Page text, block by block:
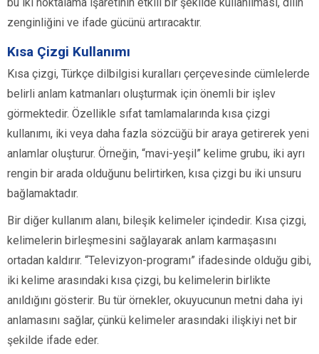
bu iki noktalama işaretinin etkili bir şekilde kullanılması, dilin
zenginliğini ve ifade gücünü artıracaktır.
Kısa Çizgi Kullanımı
Kısa çizgi, Türkçe dilbilgisi kuralları çerçevesinde cümlelerde
belirli anlam katmanları oluşturmak için önemli bir işlev
görmektedir. Özellikle sıfat tamlamalarında kısa çizgi
kullanımı, iki veya daha fazla sözcüğü bir araya getirerek yeni
anlamlar oluşturur. Örneğin, “mavi-yeşil” kelime grubu, iki ayrı
rengin bir arada olduğunu belirtirken, kısa çizgi bu iki unsuru
bağlamaktadır.
Bir diğer kullanım alanı, bileşik kelimeler içindedir. Kısa çizgi,
kelimelerin birleşmesini sağlayarak anlam karmaşasını
ortadan kaldırır. “Televizyon-programı” ifadesinde olduğu gibi,
iki kelime arasındaki kısa çizgi, bu kelimelerin birlikte
anıldığını gösterir. Bu tür örnekler, okuyucunun metni daha iyi
anlamasını sağlar, çünkü kelimeler arasındaki ilişkiyi net bir
şekilde ifade eder.